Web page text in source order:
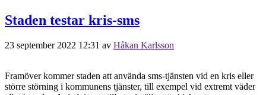
Staden testar kris-sms
23 september 2022 12:31 av Håkan Karlsson
Framöver kommer staden att använda sms-tjänsten vid en kris eller
större störning i kommunens tjänster, till exempel vid extremt väder